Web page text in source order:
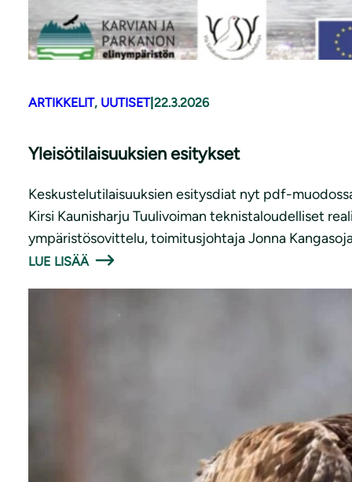
ARTIKKELIT, UUTISET| 22.3.2026
Yleisötilaisuuksien esitykset
Keskustelutilaisuuksien esitysdiat nyt pdf-
Kirsi Kaunisharju Tuulivoiman teknistaloudelliset
ympäristösovittelu, toimitusjohtaja Jonna
LUE LISÄÄ